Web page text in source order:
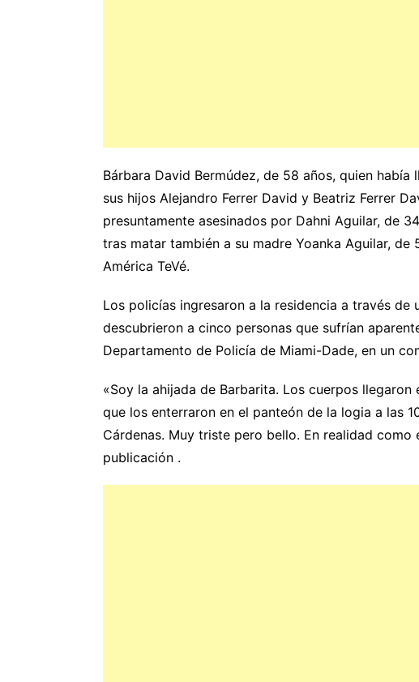
Bárbara David Bermúdez, de 58 años, quien
sus hijos Alejandro Ferrer David y Beatriz Ferrer
presuntamente asesinados por Dahni Aguilar, de
tras matar también a su madre Yoanka Aguilar,
América TeVé.
Los policías ingresaron a la residencia a través de
descubrieron a cinco personas que sufrían
Departamento de Policía de Miami-Dade, en un
«Soy la ahijada de Barbarita. Los cuerpos
que los enterraron en el panteón de la logia a las
Cárdenas. Muy triste pero bello. En realidad como
publicación .